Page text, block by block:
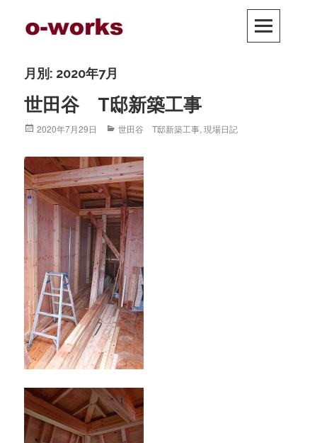
月別: 2020年7月
世田谷 T邸新築工事
Posted
2020年7月29日 Categories
世田谷 T邸新築工事,現場日記